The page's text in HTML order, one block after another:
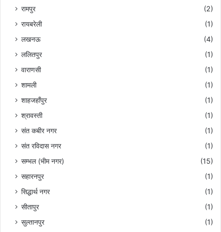
रामपुर
(2)
रायबरेली
(1)
लखनऊ
(4)
ललितपुर
(1)
वाराणसी
(1)
शामली
(1)
शाहजहाँपुर
(1)
श्रावस्ती
(1)
संत कबीर नगर
(1)
संत रविदास नगर
(1)
सम्भल (भीम नगर)
(15)
सहारनपुर
(1)
सिद्धार्थ नगर
(1)
सीतापुर
(1)
सुल्तानपुर
(1)